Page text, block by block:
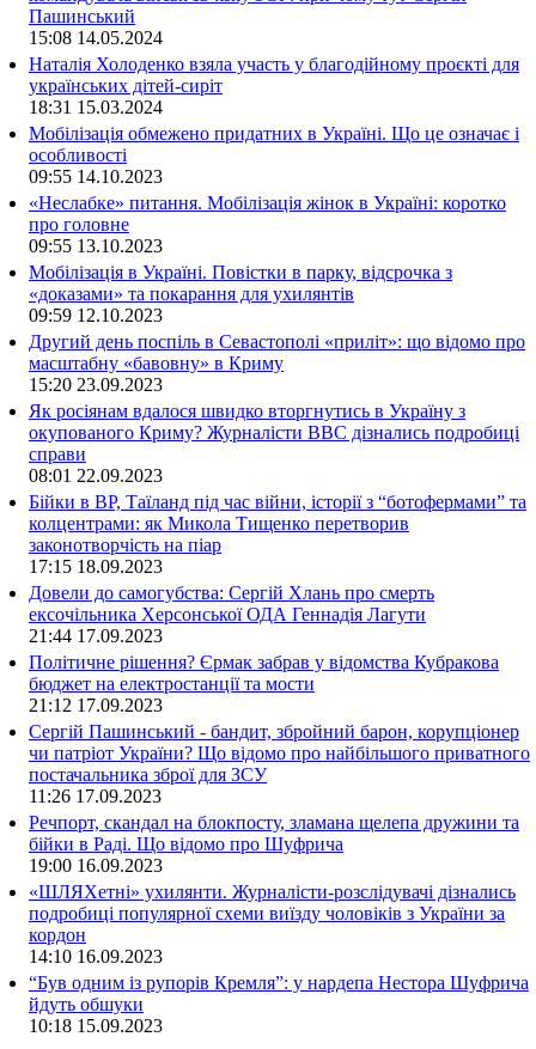
Пашинський
15:08 14.05.2024
Наталія Холоденко взяла участь у благодійному проєкті для
українських дітей-сиріт
18:31 15.03.2024
Мобілізація обмежено придатних в Україні. Що це означає і
особливості
09:55 14.10.2023
«Неслабке» питання. Мобілізація жінок в Україні: коротко
про головне
09:55 13.10.2023
Мобілізація в Україні. Повістки в парку, відсрочка з
«доказами» та покарання для ухилянтів
09:59 12.10.2023
Другий день поспіль в Севастополі «приліт»: що відомо про
масштабну «бавовну» в Криму
15:20 23.09.2023
Як росіянам вдалося швидко вторгнутись в Україну з
окупованого Криму? Журналісти ВВС дізнались подробиці
справи
08:01 22.09.2023
Бійки в ВР, Таїланд під час війни, історії з “ботофермами” та
колцентрами: як Микола Тищенко перетворив
законотворчість на піар
17:15 18.09.2023
Довели до самогубства: Сергій Хлань про смерть
ексочільника Херсонської ОДА Геннадія Лагути
21:44 17.09.2023
Політичне рішення? Єрмак забрав у відомства Кубракова
бюджет на електростанції та мости
21:12 17.09.2023
Сергій Пашинський - бандит, збройний барон, корупціонер
чи патріот України? Що відомо про найбільшого приватного
постачальника зброї для ЗСУ
11:26 17.09.2023
Речпорт, скандал на блокпосту, зламана щелепа дружини та
бійки в Раді. Що відомо про Шуфрича
19:00 16.09.2023
«ШЛЯХетні» ухилянти. Журналісти-розслідувачі дізнались
подробиці популярної схеми виїзду чоловіків з України за
кордон
14:10 16.09.2023
“Був одним із рупорів Кремля”: у нардепа Нестора Шуфрича
йдуть обшуки
10:18 15.09.2023